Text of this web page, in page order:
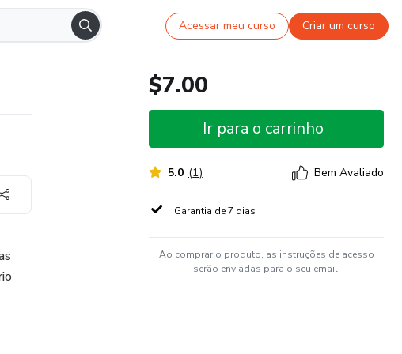
Acessar meu curso Criar um curso
$7.00
Ir para o carrinho
5.0 (1) Bem Avaliado
Garantia de 7 dias
Ao comprar o produto, as instruções de acesso
serão enviadas para o seu email.